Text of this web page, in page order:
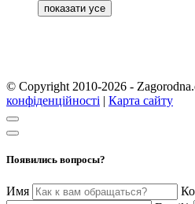
© Copyright 2010-2026 -
конфіденційності | Карта сайту
Появились вопросы?
Имя